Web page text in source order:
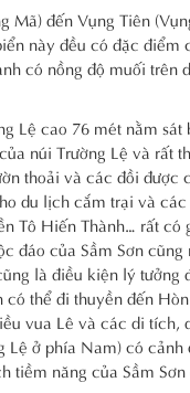
Mã) đến Vụng Tiên
này đều có đặc
có nồng độ muối
Lệ cao 76 mét nằm
núi Trường Lệ và
thoải và các đồi
du lịch cắm trại và
Tô Hiến Thành… rất
đáo của Sầm Sơn
là điều kiện lý
thể đi thuyền đến
vua Lê và các di
Lệ ở phía Nam) có
năng của Sầm